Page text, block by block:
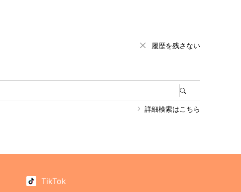
履歴を残さない
詳細検索はこちら
TikTok